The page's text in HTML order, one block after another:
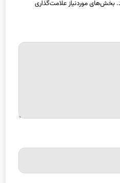
بخش‌های موردنیاز علامت‌گذاری